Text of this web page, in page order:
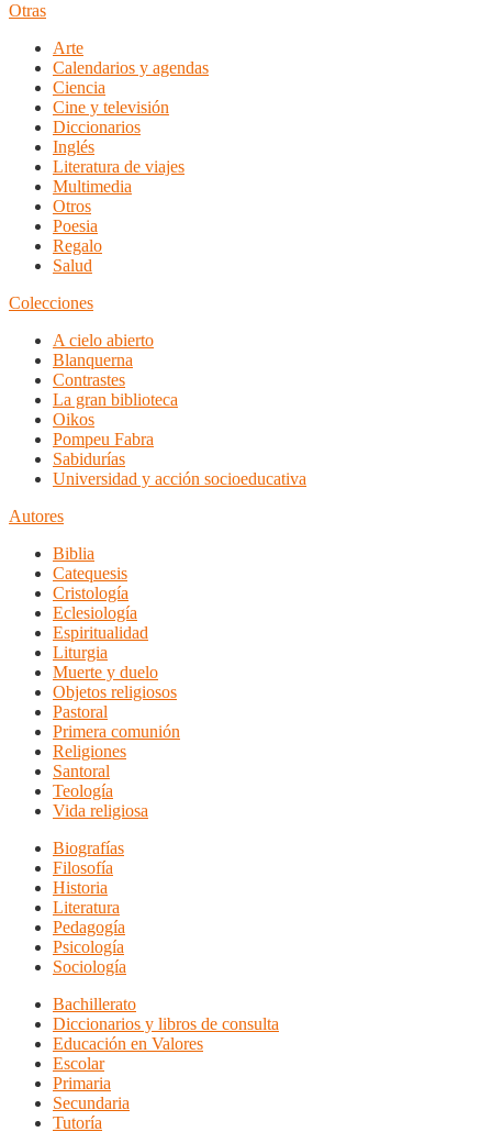
Otras
Arte
Calendarios y agendas
Ciencia
Cine y televisión
Diccionarios
Inglés
Literatura de viajes
Multimedia
Otros
Poesia
Regalo
Salud
Colecciones
A cielo abierto
Blanquerna
Contrastes
La gran biblioteca
Oikos
Pompeu Fabra
Sabidurías
Universidad y acción socioeducativa
Autores
Biblia
Catequesis
Cristología
Eclesiología
Espiritualidad
Liturgia
Muerte y duelo
Objetos religiosos
Pastoral
Primera comunión
Religiones
Santoral
Teología
Vida religiosa
Biografías
Filosofía
Historia
Literatura
Pedagogía
Psicología
Sociología
Bachillerato
Diccionarios y libros de consulta
Educación en Valores
Escolar
Primaria
Secundaria
Tutoría